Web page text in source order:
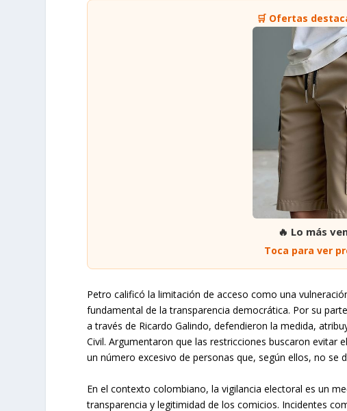
🛒 Ofertas
🔥 Lo más
Toca para ver
Petro calificó la limitación de acceso como una
fundamental de la transparencia democrática. Por su
a través de Ricardo Galindo, defendieron la medida,
Civil. Argumentaron que las restricciones buscaron
un número excesivo de personas que, según ellos, no se
En el contexto colombiano, la vigilancia electoral es un
transparencia y legitimidad de los comicios. Incidentes